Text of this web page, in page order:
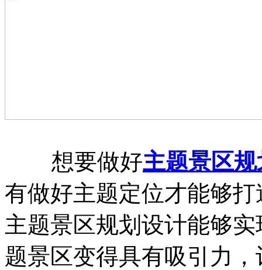
想要做好主题景区
有做好主题定位才能够
主题景区规划设计能够
题景区变得具有吸引力